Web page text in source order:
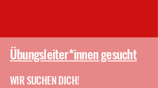
Übungsleiter*innen gesucht
WIR SUCHEN DICH!